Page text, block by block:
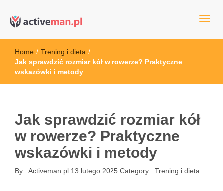
active man – sprzęt sportowy
sportowym
Home / Trening i dieta /
Jak sprawdzić rozmiar kół w rowerze? Praktyczne
wskazówki i metody
Jak sprawdzić rozmiar kół
w rowerze? Praktyczne
wskazówki i metody
By : Activeman.pl 13 lutego 2025 Category : Trening i dieta